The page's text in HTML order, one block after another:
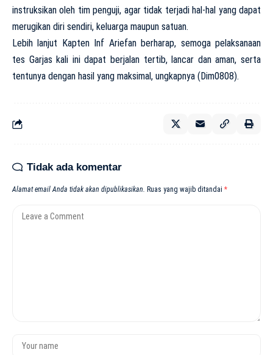
instruksikan oleh tim penguji, agar tidak terjadi hal-hal yang dapat
merugikan diri sendiri, keluarga maupun satuan.
Lebih lanjut Kapten Inf Ariefan berharap, semoga pelaksanaan
tes Garjas kali ini dapat berjalan tertib, lancar dan aman, serta
tentunya dengan hasil yang maksimal, ungkapnya (Dim0808).
Tidak ada komentar
Alamat email Anda tidak akan dipublikasikan. Ruas yang wajib ditandai *